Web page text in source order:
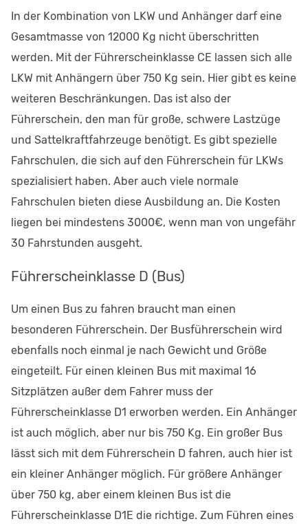
In der Kombination von LKW und Anhänger darf eine
Gesamtmasse von 12000 Kg nicht überschritten
werden. Mit der Führerscheinklasse CE lassen sich alle
LKW mit Anhängern über 750 Kg sein. Hier gibt es keine
weiteren Beschränkungen. Das ist also der
Führerschein, den man für große, schwere Lastzüge
und Sattelkraftfahrzeuge benötigt. Es gibt spezielle
Fahrschulen, die sich auf den Führerschein für LKWs
spezialisiert haben. Aber auch viele normale
Fahrschulen bieten diese Ausbildung an. Die Kosten
liegen bei mindestens 3000€, wenn man von ungefähr
30 Fahrstunden ausgeht.
Führerscheinklasse D (Bus)
Um einen Bus zu fahren braucht man einen
besonderen Führerschein. Der Busführerschein wird
ebenfalls noch einmal je nach Gewicht und Größe
eingeteilt. Für einen kleinen Bus mit maximal 16
Sitzplätzen außer dem Fahrer muss der
Führerscheinklasse D1 erworben werden. Ein Anhänger
ist auch möglich, aber nur bis 750 Kg. Ein großer Bus
lässt sich mit dem Führerschein D fahren, auch hier ist
ein kleiner Anhänger möglich. Für größere Anhänger
über 750 kg, aber einem kleinen Bus ist die
Führerscheinklasse D1E die richtige. Zum Führen eines